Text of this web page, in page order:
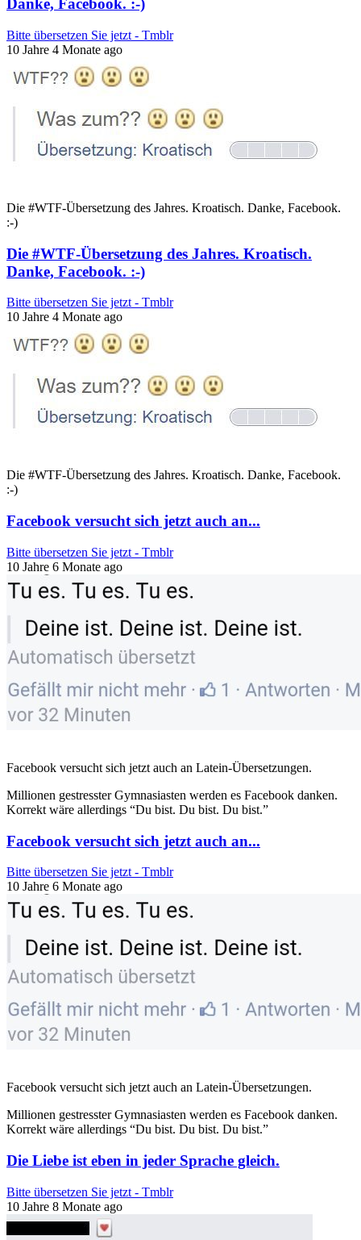
Danke, Facebook. :-)
Bitte übersetzen Sie jetzt - Tmblr
10 Jahre 4 Monate ago
Die #WTF-Übersetzung des Jahres. Kroatisch. Danke, Facebook.
:-)
Die #WTF-Übersetzung des Jahres. Kroatisch.
Danke, Facebook. :-)
Bitte übersetzen Sie jetzt - Tmblr
10 Jahre 4 Monate ago
Die #WTF-Übersetzung des Jahres. Kroatisch. Danke, Facebook.
:-)
Facebook versucht sich jetzt auch an...
Bitte übersetzen Sie jetzt - Tmblr
10 Jahre 6 Monate ago
Facebook versucht sich jetzt auch an Latein-Übersetzungen.
Millionen gestresster Gymnasiasten werden es Facebook danken.
Korrekt wäre allerdings “Du bist. Du bist. Du bist.”
Facebook versucht sich jetzt auch an...
Bitte übersetzen Sie jetzt - Tmblr
10 Jahre 6 Monate ago
Facebook versucht sich jetzt auch an Latein-Übersetzungen.
Millionen gestresster Gymnasiasten werden es Facebook danken.
Korrekt wäre allerdings “Du bist. Du bist. Du bist.”
Die Liebe ist eben in jeder Sprache gleich.
Bitte übersetzen Sie jetzt - Tmblr
10 Jahre 8 Monate ago